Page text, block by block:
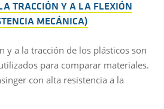
TRACCIÓN Y A LA FLEXIÓN
MECÁNICA)
y a la tracción de los plásticos son
para comparar materiales.
con alta resistencia a la